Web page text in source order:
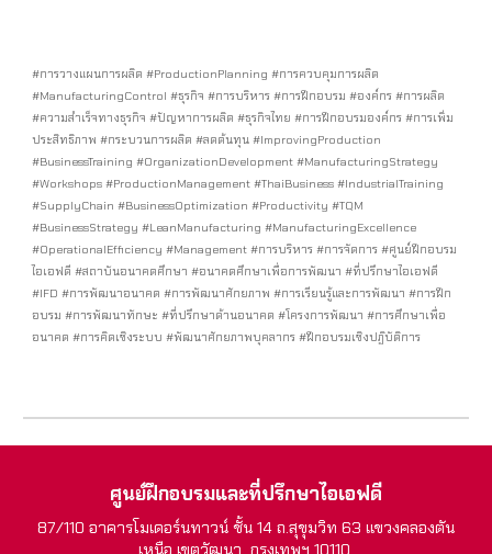
#การวางแผนการผลิต #ProductionPlanning #การควบคุมการผลิต
#ManufacturingControl #ธุรกิจ #การบริหาร #การฝึกอบรม #องค์กร #การผลิต
#ความสำเร็จทางธุรกิจ #ปัญหาการผลิต #ธุรกิจไทย #การฝึกอบรมองค์กร #การเพิ่ม
ประสิทธิภาพ #กระบวนการผลิต #ลดต้นทุน #ImprovingProduction
#BusinessTraining #OrganizationDevelopment #ManufacturingStrategy
#Workshops #ProductionManagement #ThaiBusiness #IndustrialTraining
#SupplyChain #BusinessOptimization #Productivity #TQM
#BusinessStrategy #LeanManufacturing #ManufacturingExcellence
#OperationalEfficiency #Management #การบริหาร #การจัดการ #ศูนย์ฝึกอบรม
ไอเอฟดี #สถาบันอนาคตศึกษา #อนาคตศึกษาเพื่อการพัฒนา #ที่ปรึกษาไอเอฟดี
#IFD #การพัฒนาอนาคต #การพัฒนาศักยภาพ #การเรียนรู้และการพัฒนา #การฝึก
อบรม #การพัฒนาทักษะ #ที่ปรึกษาด้านอนาคต #โครงการพัฒนา #การศึกษาเพื่อ
อนาคต #การคิดเชิงระบบ #พัฒนาศักยภาพบุคลากร #ฝึกอบรมเชิงปฏิบัติการ
ศูนย์ฝึกอบรมและที่ปรึกษาไอเอฟดี
87/110 อาคารโมเดอร์นทาวน์ ชั้น 14 ถ.สุขุมวิท 63 แขวงคลองตัน
เหนือ เขตวัฒนา กรุงเทพฯ 10110